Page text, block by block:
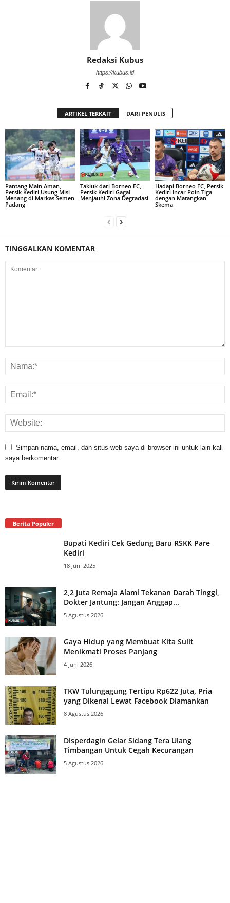
Redaksi Kubus
https://kubus.id
ARTIKEL TERKAIT DARI PENULIS
Pantang Main Aman,
Persik Kediri Usung Misi
Menang di Markas Semen
Padang
Takluk dari Borneo FC,
Persik Kediri Gagal
Menjauhi Zona Degradasi
Hadapi Borneo FC, Persik
Kediri Incar Poin Tiga
dengan Matangkan
Skema
TINGGALKAN KOMENTAR
Simpan nama, email, dan situs web saya di browser ini untuk lain kali
saya berkomentar.
Berita Populer
Bupati Kediri Cek Gedung Baru RSKK Pare
Kediri
18 Juni 2025
2,2 Juta Remaja Alami Tekanan Darah Tinggi,
Dokter Jantung: Jangan Anggap...
5 Agustus 2026
Gaya Hidup yang Membuat Kita Sulit
Menikmati Proses Panjang
4 Juni 2026
TKW Tulungagung Tertipu Rp622 Juta, Pria
yang Dikenal Lewat Facebook Diamankan
8 Agustus 2026
Disperdagin Gelar Sidang Tera Ulang
Timbangan Untuk Cegah Kecurangan
5 Agustus 2026